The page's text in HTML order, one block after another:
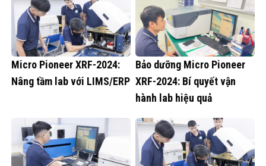
Micro Pioneer XRF-2024:
Nâng tầm lab với LIMS/ERP
Bảo dưỡng Micro Pioneer
XRF-2024: Bí quyết vận
hành lab hiệu quả